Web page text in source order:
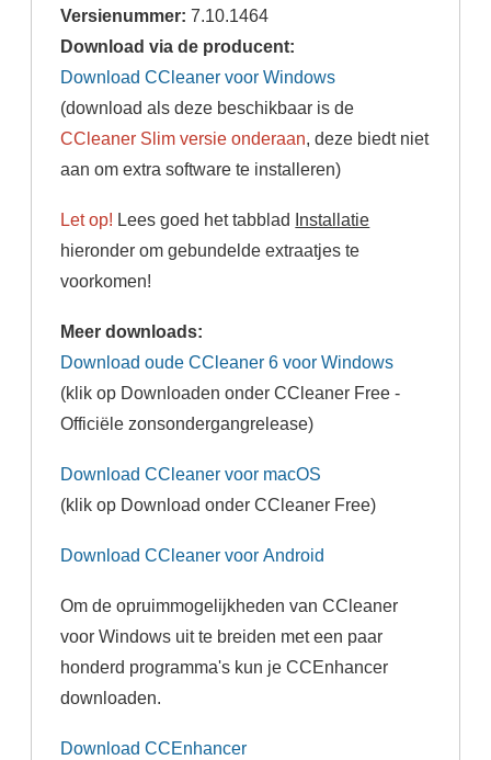
Versienummer:7.10.1464
Download via de producent:
Download CCleaner voor Windows
(download als deze beschikbaar is de
CCleaner Slim versie onderaan, deze biedt niet
aan om extra software te installeren)
Let op! Lees goed het tabblad Installatie
hieronder om gebundelde extraatjes te
voorkomen!
Meer downloads:
Download oude CCleaner 6 voor Windows
(klik op Downloaden onder CCleaner Free -
Officiële zonsondergangrelease)
Download CCleaner voor macOS
(klik op Download onder CCleaner Free)
Download CCleaner voor Android
Om de opruimmogelijkheden van CCleaner
voor Windows uit te breiden met een paar
honderd programma's kun je CCEnhancer
downloaden.
Download CCEnhancer